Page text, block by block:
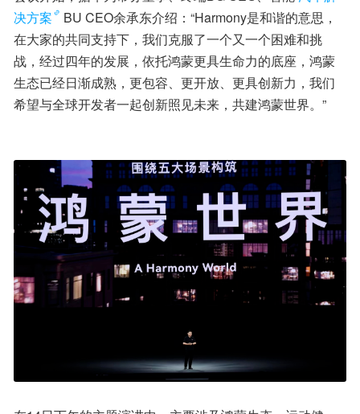
决方案
BU CEO余承东介绍：“Harmony是和谐的意思，
在大家的共同支持下，我们克服了一个又一个困难和挑
战，经过四年的发展，依托鸿蒙更具生命力的底座，鸿蒙
生态已经日渐成熟，更包容、更开放、更具创新力，我们
希望与全球开发者一起创新照见未来，共建鸿蒙世界。”